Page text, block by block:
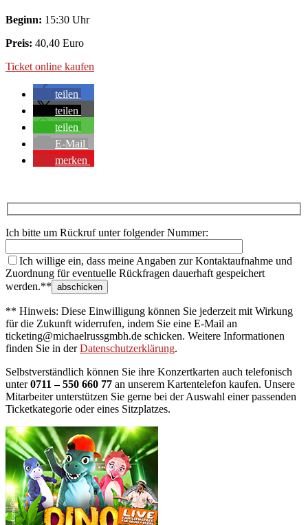
Beginn: 15:30 Uhr
Preis: 40,40 Euro
Ticket online kaufen
teilen
teilen
teilen
E-Mail
merken
Ich bitte um Rückruf unter folgender Nummer:
Ich willige ein, dass meine Angaben zur Kontaktaufnahme und
Zuordnung für eventuelle Rückfragen dauerhaft gespeichert
werden.**
** Hinweis: Diese Einwilligung können Sie jederzeit mit Wirkung
für die Zukunft widerrufen, indem Sie eine E-Mail an
ticketing@michaelrussgmbh.de schicken. Weitere Informationen
finden Sie in derDatenschutzerklärung.
Selbstverständlich können Sie ihre Konzertkarten auch telefonisch
unter0711 – 550 660 77 an unserem Kartentelefon kaufen. Unsere
Mitarbeiter unterstützen Sie gerne bei der Auswahl einer passenden
Ticketkategorie oder eines Sitzplatzes.